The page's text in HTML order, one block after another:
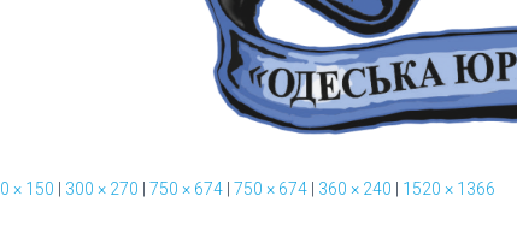
× 150 300 × 270 750 × 674 750 × 674 360 × 240 1520 × 1366